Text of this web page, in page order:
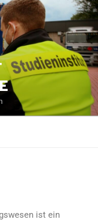
ist ein